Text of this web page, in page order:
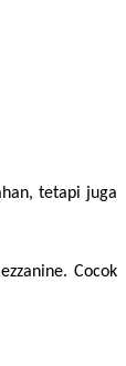
tetapi juga
Cocok